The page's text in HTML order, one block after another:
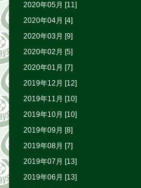
2020年05月 [11]
2020年04月 [4]
2020年03月 [9]
2020年02月 [5]
2020年01月 [7]
2019年12月 [12]
2019年11月 [10]
2019年10月 [10]
2019年09月 [8]
2019年08月 [7]
2019年07月 [13]
2019年06月 [13]